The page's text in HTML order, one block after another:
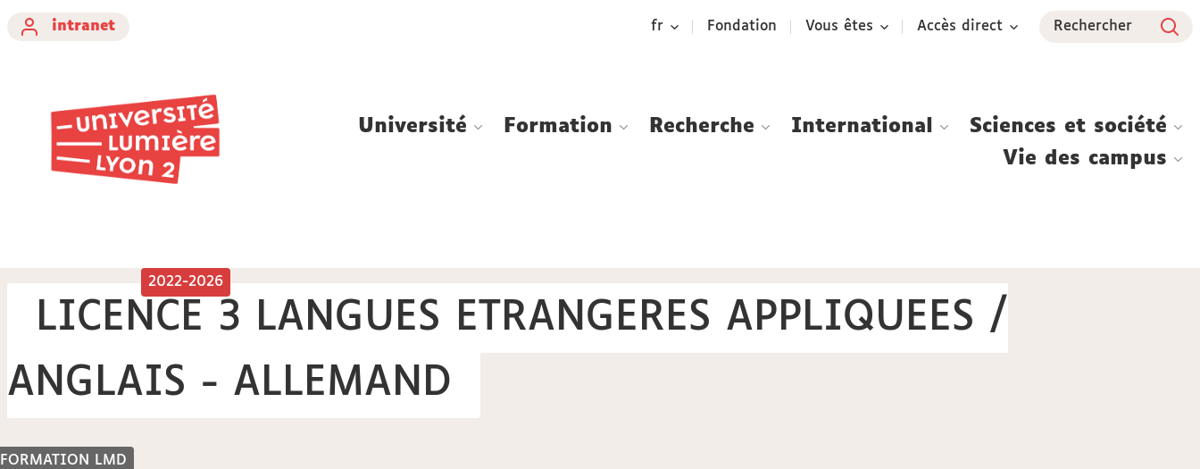
intranet
fr Fondation Vous êtes Accès direct Rechercher
Université Formation Recherche International
Sciences et société
Vie des campus
FORMATION LMD
2022-2026
LICENCE 3 LANGUES ETRANGERES APPLIQUEES /
ANGLAIS - ALLEMAND